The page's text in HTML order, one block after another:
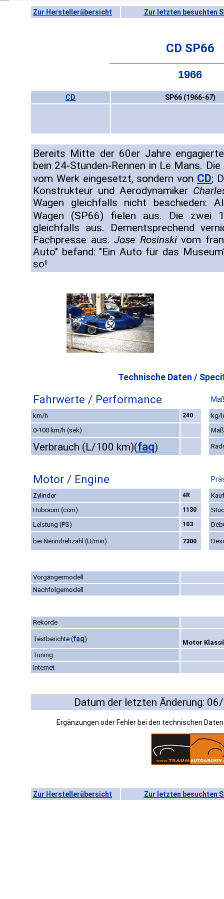
Zur Herstellerübersicht Zur letzten besuchten
CD SP66
1966
CD SP66 (1966-67)
Bereits Mitte der 60er Jahre
bein 24-Stunden-Rennen in Le Mans.
vom Werk eingesetzt, sondern von CD;
Konstrukteur und Aerodynamiker
Wagen gleichfalls nicht beschieden:
Wagen (SP66) fielen aus. Die zwei
gleichfalls aus. Dementsprechend
Fachpresse aus.Jose Rosinskivom
Auto" befand: "Ein Auto für das
so!
Technische Daten /
Fahrwerte / Performance
km/h 240
kg/
0-100 km/h (sek)
Verbrauch (L/100 km)(faq)
Motor / Engine
Zylinder 4R
Hubraum (ccm)
1130
Leistung (PS)
103
bei Nenndrehzahl (U/min) 7300
Vorgängermodell
Nachfolgemodell
Rekorde
Testberichte (faq)
Motor
Tuning
Internet
Datum der letzten Änderung:
Ergänzungen oder Fehler bei den technischen
Zur Herstellerübersicht Zur letzten besuchten